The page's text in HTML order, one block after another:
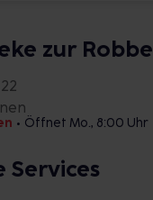
zur Robbe
• Öffnet Mo., 8:00 Uhr
Services